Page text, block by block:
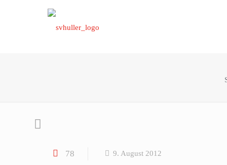
78 9. August 2012